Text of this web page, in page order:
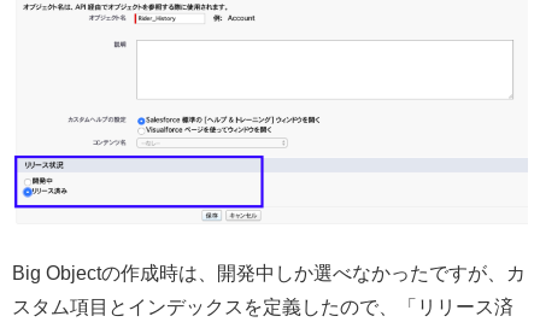
Big Objectの作成時は、開発中しか選べなかったですが、カ
スタム項目とインデックスを定義したので、「リリース済